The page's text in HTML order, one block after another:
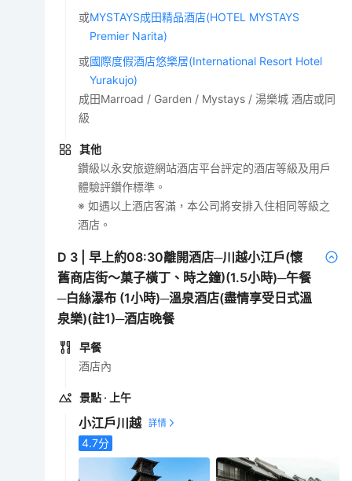
或MYSTAYS成田精品酒店(HOTEL MYSTAYS
Premier Narita)
或國際度假酒店悠樂居(International Resort Hotel
Yurakujo)
成田Marroad / Garden / Mystays / 湯樂城 酒店或同
級
其他
鑽級以永安旅遊網站酒店平台評定的酒店等級及用戶
體驗評鑽作標準。
※ 如遇以上酒店客滿，本公司將安排入住相同等級之
酒店。
D 3 |早上約08:30離開酒店─川越小江戶(懷
舊商店街～菓子橫丁、時之鐘)(1.5小時)─午餐
─白絲瀑布 (1小時)─溫泉酒店(盡情享受日式溫
泉樂)(註1)─酒店晚餐
早餐
酒店內
景點 · 上午
小江戶川越
4.7分